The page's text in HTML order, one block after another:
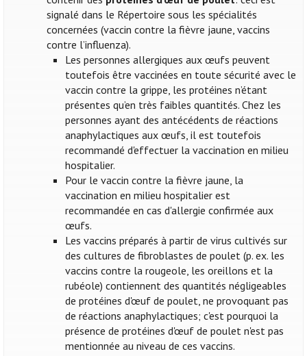
signalé dans le Répertoire sous les spécialités
concernées (vaccin contre la fièvre jaune, vaccins
contre l’influenza).
Les personnes allergiques aux œufs peuvent
toutefois être vaccinées en toute sécurité avec le
vaccin contre la grippe, les protéines n’étant
présentes qu’en très faibles quantités. Chez les
personnes ayant des antécédents de réactions
anaphylactiques aux œufs, il est toutefois
recommandé d'effectuer la vaccination en milieu
hospitalier.
Pour le vaccin contre la fièvre jaune, la
vaccination en milieu hospitalier est
recommandée en cas d'allergie confirmée aux
œufs.
Les vaccins préparés à partir de virus cultivés sur
des cultures de fibroblastes de poulet (p. ex. les
vaccins contre la rougeole, les oreillons et la
rubéole) contiennent des quantités négligeables
de protéines d'œuf de poulet, ne provoquant pas
de réactions anaphylactiques; c'est pourquoi la
présence de protéines d'œuf de poulet n'est pas
mentionnée au niveau de ces vaccins.